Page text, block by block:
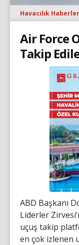
Havacılık
Air Force
Takip
ABD Başkanı
Liderler
uçuş takip
en çok izlenen